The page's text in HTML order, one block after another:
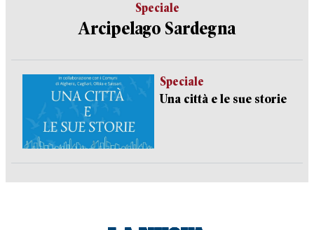
Speciale
Arcipelago Sardegna
Speciale
Una città e le sue storie